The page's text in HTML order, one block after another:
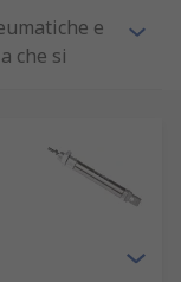
e
che si
del
dei